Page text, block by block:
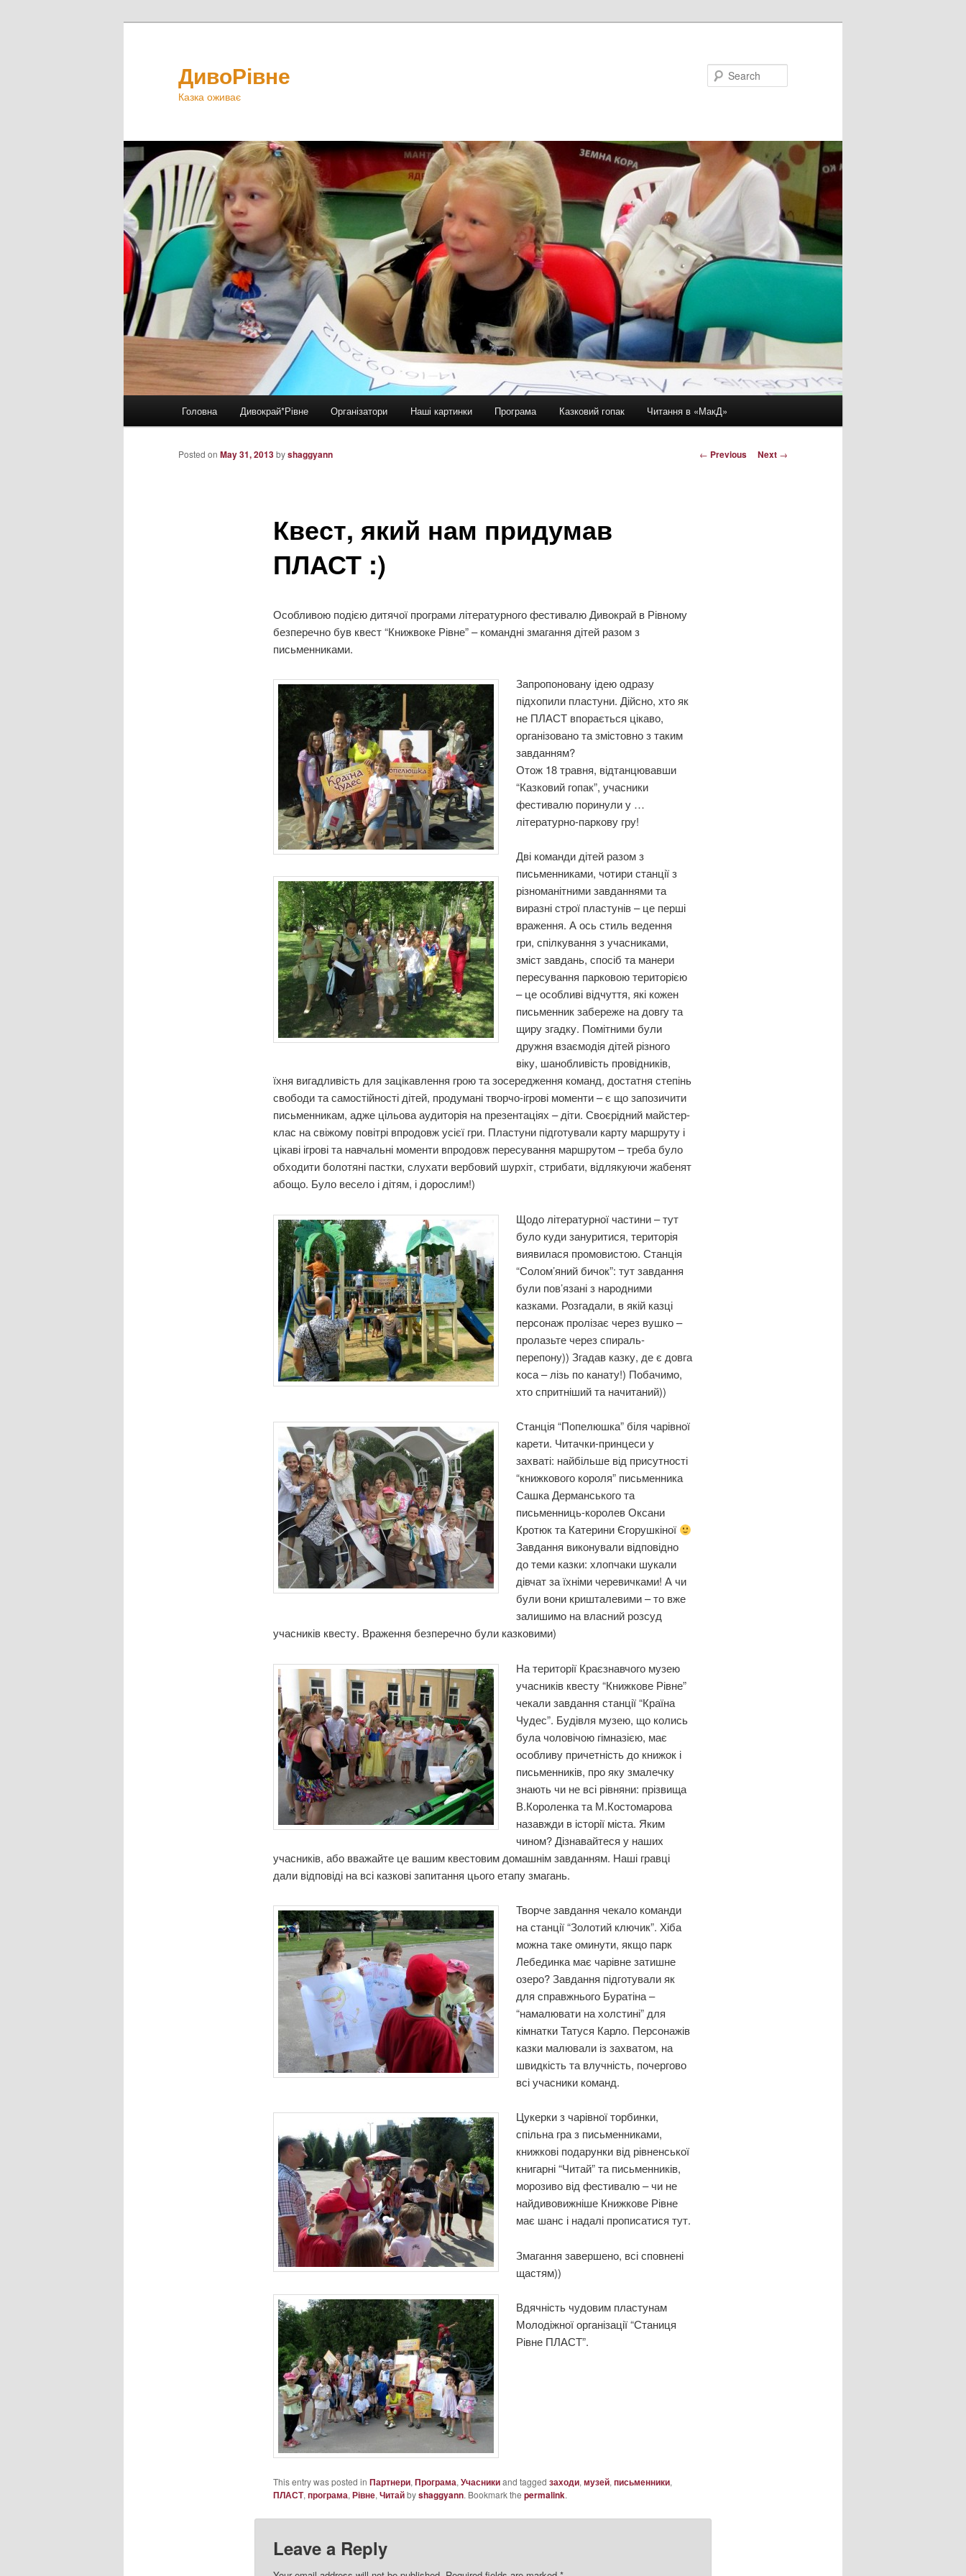
ДивоРівне
Казка оживає
Skip
to
Головна Дивокрай*Рівне Організатори Наші картинки Програма Казковий гопак Читання в «МакД»
Post
← Previous Next →
Квест, який нам придумав
ПЛАСТ :)
Posted on May 31, 2013byshaggyann
Особливою подією дитячої програми літературного фестивалю Дивокрай в Рівному
безперечно був квест “Книжвоке Рівне” – командні змагання дітей разом з
письменниками.
Запропоновану ідею одразу
підхопили пластуни. Дійсно, хто як
не ПЛАСТ впорається цікаво,
організовано та змістовно з таким
завданням?
Отож 18 травня, відтанцювавши
“Казковий гопак”, учасники
фестивалю поринули у …
літературно-паркову гру!
Дві команди дітей разом з
письменниками, чотири станції з
різноманітними завданнями та
виразні строї пластунів – це перші
враження. А ось стиль ведення
гри, спілкування з учасниками,
зміст завдань, спосіб та манери
пересування парковою територією
– це особливі відчуття, які кожен
письменник забереже на довгу та
щиру згадку. Помітними були
дружня взаємодія дітей різного
віку, шанобливість провідників,
їхня вигадливість для зацікавлення грою та зосередження команд, достатня степінь
свободи та самостійності дітей, продумані творчо-ігрові моменти – є що запозичити
письменникам, адже цільова аудиторія на презентаціях – діти. Своєрідний майстер-
клас на свіжому повітрі впродовж усієї гри. Пластуни підготували карту маршруту і
цікаві ігрові та навчальні моменти впродовж пересування маршрутом – треба було
обходити болотяні пастки, слухати вербовий шурхіт, стрибати, відлякуючи жабенят
абощо. Було весело і дітям, і дорослим!)
Щодо літературної частини – тут
було куди зануритися, територія
виявилася промовистою. Станція
“Солом’яний бичок”: тут завдання
були пов’язані з народними
казками. Розгадали, в якій казці
персонаж пролізає через вушко –
пролазьте через спираль-
перепону)) Згадав казку, де є довга
коса – лізь по канату!) Побачимо,
хто спритніший та начитаний))
Станція “Попелюшка” біля чарівної
карети. Читачки-принцеси у
захваті: найбільше від присутності
“книжкового короля” письменника
Сашка Дерманського та
письменниць-королев Оксани
Кротюк та Катерини Єгорушкіної
Завдання виконували відповідно
до теми казки: хлопчаки шукали
дівчат за їхніми черевичками! А чи
були вони кришталевими – то вже
залишимо на власний розсуд
учасників квесту. Враження безперечно були казковими)
На території Краєзнавчого музею
учасників квесту “Книжкове Рівне”
чекали завдання станції “Країна
Чудес”. Будівля музею, що колись
була чоловічою гімназією, має
особливу причетність до книжок і
письменників, про яку змалечку
знають чи не всі рівняни: прізвища
В.Короленка та М.Костомарова
назавжди в історії міста. Яким
чином? Дізнавайтеся у наших
учасників, або вважайте це вашим квестовим домашнім завданням. Наші гравці
дали відповіді на всі казкові запитання цього етапу змагань.
Творче завдання чекало команди
на станції “Золотий ключик”. Хіба
можна таке оминути, якщо парк
Лебединка має чарівне затишне
озеро? Завдання підготували як
для справжнього Буратіна –
“намалювати на холстині” для
кімнатки Татуся Карло. Персонажів
казки малювали із захватом, на
швидкість та влучність, почергово
всі учасники команд.
Цукерки з чарівної торбинки,
спільна гра з письменниками,
книжкові подарунки від рівненської
книгарні “Читай” та письменників,
морозиво від фестивалю – чи не
найдивовижніше Книжкове Рівне
має шанс і надалі прописатися тут.
Змагання завершено, всі сповнені
щастям))
Вдячність чудовим пластунам
Молодіжної організації “Станиця
Рівне ПЛАСТ”.
This entry was posted in Партнери, Програма, Учасникиand tagged заходи, музей, письменники,
ПЛАСТ, програма, Рівне, Читайbyshaggyann. Bookmark the permalink.
Leave a Reply